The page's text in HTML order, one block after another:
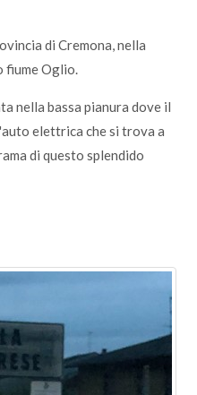
di Cremona, nella
fiume Oglio.
nella bassa pianura dove il
elettrica che si trova a
di questo splendido